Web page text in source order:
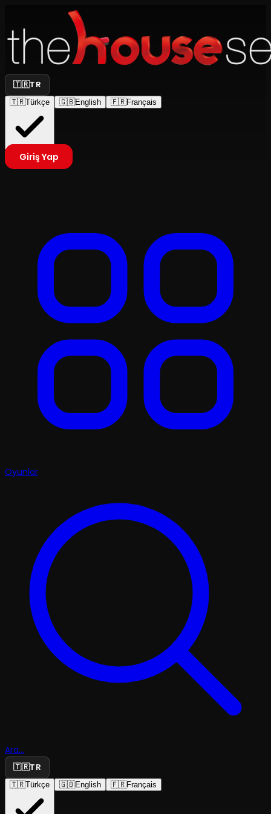
🇹🇷TR
🇹🇷Türkçe 🇬🇧English 🇫🇷Français
Giriş Yap
Oyunlar
Ara...
🇹🇷TR
🇹🇷Türkçe 🇬🇧English 🇫🇷Français